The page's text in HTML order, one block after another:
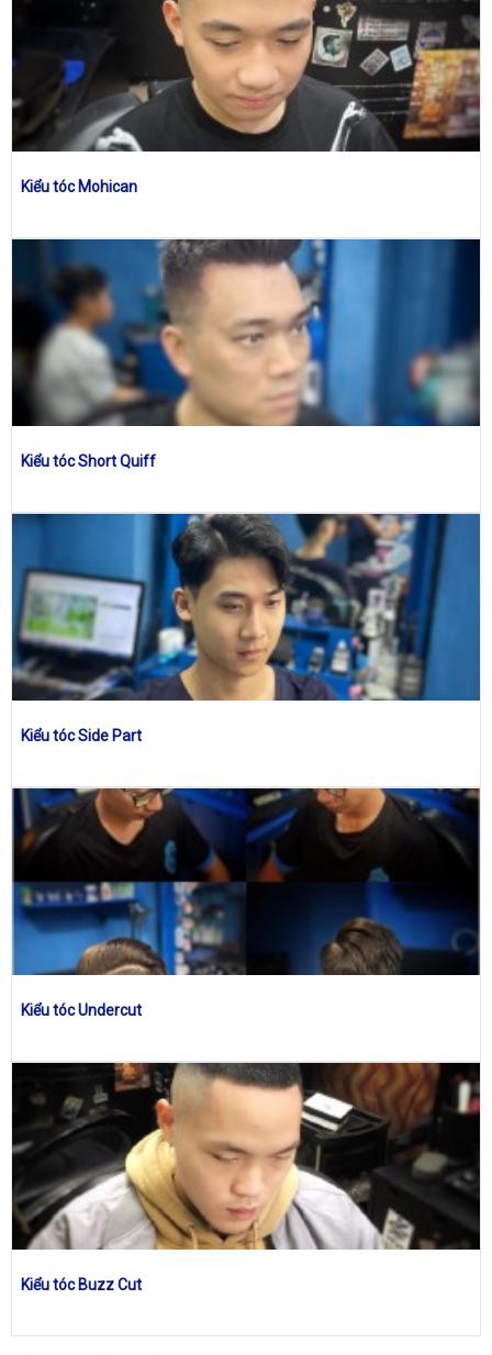
Kiểu tóc Mohican
Kiểu tóc Short Quiff
Kiểu tóc Side Part
Kiểu tóc Undercut
Kiểu tóc Buzz Cut